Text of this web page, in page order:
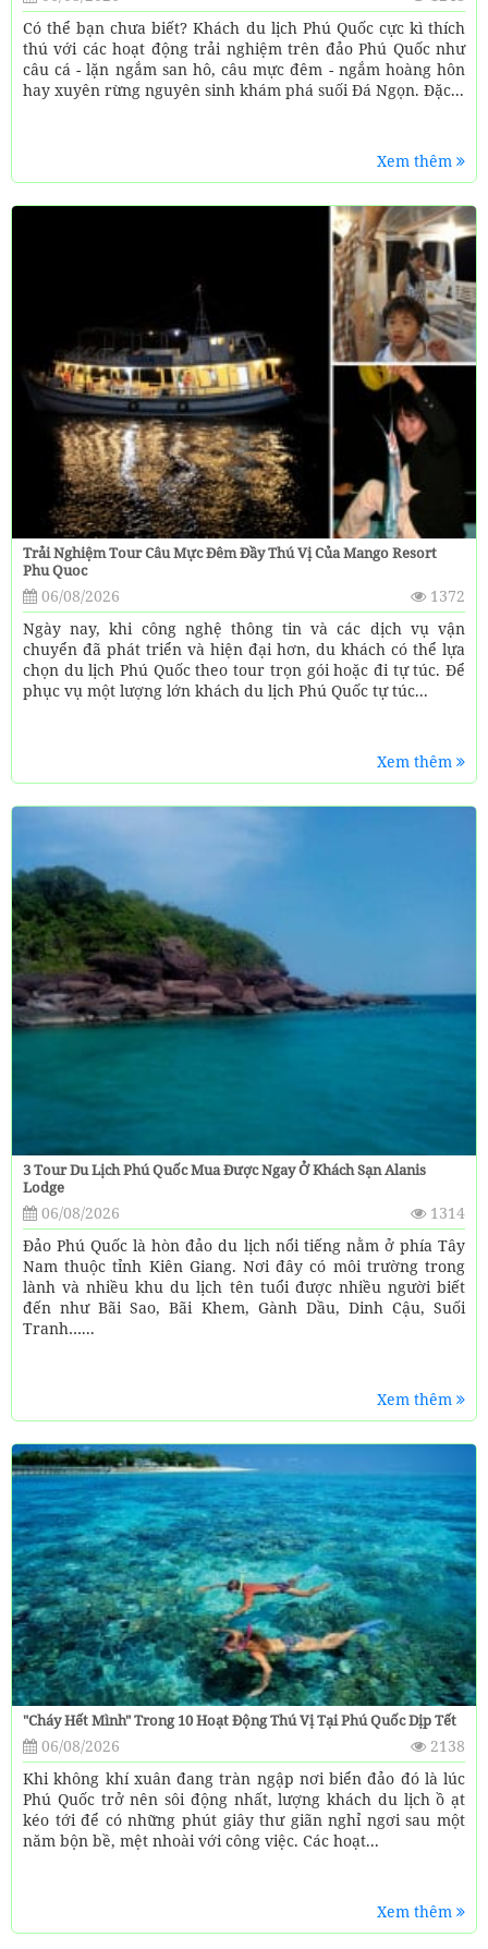
Có thể bạn chưa biết? Khách du lịch Phú Quốc cực kì thích
thú với các hoạt động trải nghiệm trên đảo Phú Quốc như
câu cá - lặn ngắm san hô, câu mực đêm - ngắm hoàng hôn
hay xuyên rừng nguyên sinh khám phá suối Đá Ngọn. Đặc...
Xem thêm
Trải Nghiệm Tour Câu Mực Đêm Đầy Thú Vị Của Mango Resort
Phu Quoc
06/08/2026
1372
Ngày nay, khi công nghệ thông tin và các dịch vụ vận
chuyển đã phát triển và hiện đại hơn, du khách có thể lựa
chọn du lịch Phú Quốc theo tour trọn gói hoặc đi tự túc. Để
phục vụ một lượng lớn khách du lịch Phú Quốc tự túc...
Xem thêm
3 Tour Du Lịch Phú Quốc Mua Được Ngay Ở Khách Sạn Alanis
Lodge
06/08/2026
1314
Đảo Phú Quốc là hòn đảo du lịch nổi tiếng nằm ở phía Tây
Nam thuộc tỉnh Kiên Giang. Nơi đây có môi trường trong
lành và nhiều khu du lịch tên tuổi được nhiều người biết
đến như Bãi Sao, Bãi Khem, Gành Dầu, Dinh Cậu, Suối
Tranh…...
Xem thêm
"Cháy Hết Mình" Trong 10 Hoạt Động Thú Vị Tại Phú Quốc Dịp Tết
06/08/2026
2138
Khi không khí xuân đang tràn ngập nơi biển đảo đó là lúc
Phú Quốc trở nên sôi động nhất, lượng khách du lịch ồ ạt
kéo tới để có những phút giây thư giãn nghỉ ngơi sau một
năm bộn bề, mệt nhoài với công việc. Các hoạt...
Xem thêm